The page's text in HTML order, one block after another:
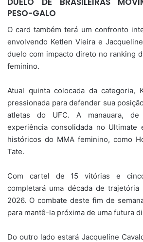
PESO-GALO
O card também terá um confronto
envolvendo Ketlen Vieira e
duelo com impacto direto no ranking
feminino.
Atual quinta colocada da categoria,
pressionada para defender sua
atletas do UFC. A manauara,
experiência consolidada no Ultimate
históricos do MMA feminino, como
Tate.
Com cartel de 15 vitórias e
completará uma década de trajetória
2026. O combate deste fim de
para mantê-la próxima de uma futura
Do outro lado estará Jacqueline